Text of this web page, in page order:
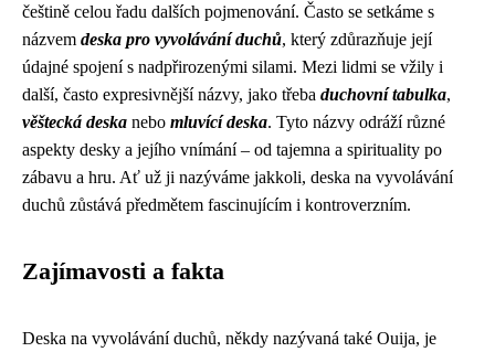
češtině celou řadu dalších pojmenování. Často se setkáme s
názvem deska pro vyvolávání duchů, který zdůrazňuje její
údajné spojení s nadpřirozenými silami. Mezi lidmi se vžily i
další, často expresivnější názvy, jako třeba duchovní tabulka,
věštecká deska nebo mluvící deska. Tyto názvy odráží různé
aspekty desky a jejího vnímání – od tajemna a spirituality po
zábavu a hru. Ať už ji nazýváme jakkoli, deska na vyvolávání
duchů zůstává předmětem fascinujícím i kontroverzním.
Zajímavosti a fakta
Deska na vyvolávání duchů, někdy nazývaná také Ouija, je